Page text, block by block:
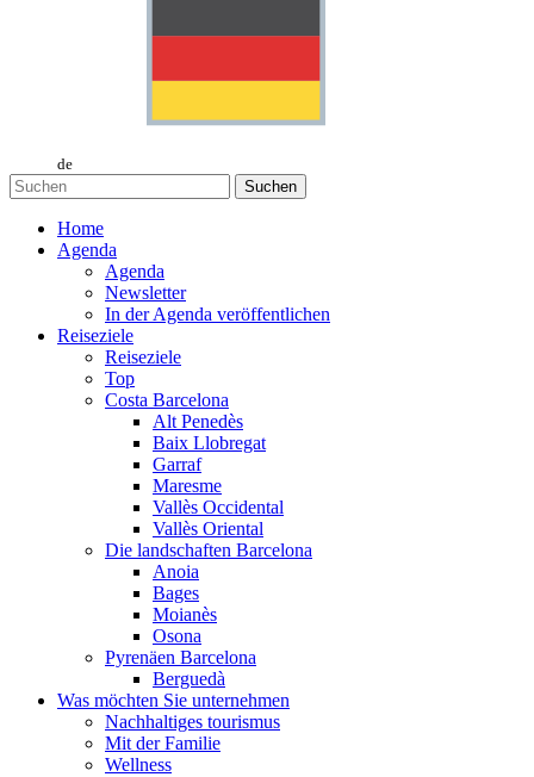
de
Suchen
Home
Agenda
Agenda
Newsletter
In der Agenda veröffentlichen
Reiseziele
Reiseziele
Top
Costa Barcelona
Alt Penedès
Baix Llobregat
Garraf
Maresme
Vallès Occidental
Vallès Oriental
Die landschaften Barcelona
Anoia
Bages
Moianès
Osona
Pyrenäen Barcelona
Berguedà
Was möchten Sie unternehmen
Nachhaltiges tourismus
Mit der Familie
Wellness